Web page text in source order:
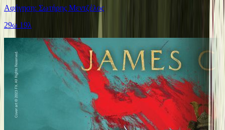
Αφήγηση: Σωτήρης Μεντζέλος
29ω 19λ